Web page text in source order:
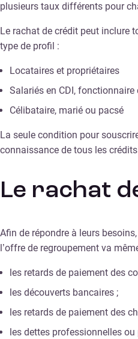
plusieurs taux différents pour
Le rachat de crédit peut inclure
type de profil :
Locataires et propriétaires
Salariés en CDI, fonctionnaire
Célibataire, marié ou pacsé
La seule condition pour
connaissance de tous les
Le rachat
Afin de répondre à leurs
l’offre de regroupement va
les retards de paiement des
les découverts bancaires ;
les retards de paiement des
les dettes professionnelles ou